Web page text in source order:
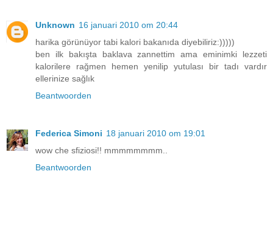
Unknown 16 januari 2010 om 20:44
harika görünüyor tabi kalori bakanıda diyebiliriz:)))))
ben ilk bakışta baklava zannettim ama eminimki lezzeti
kalorilere rağmen hemen yenilip yutulası bir tadı vardır
ellerinize sağlık
Beantwoorden
Federica Simoni 18 januari 2010 om 19:01
wow che sfiziosi!! mmmmmmmm..
Beantwoorden